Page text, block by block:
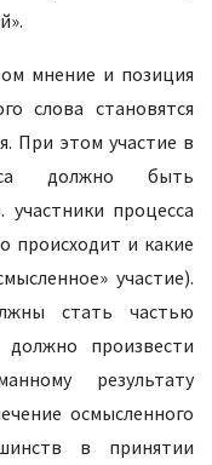
мнение и позиция
слова становятся
При этом участие в
должно быть
процесса
происходит и какие
участие).
стать частью
произвести
результату
осмысленного
в принятии